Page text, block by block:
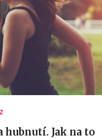
hubnutí. Jak na to